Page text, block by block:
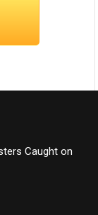
Caught on